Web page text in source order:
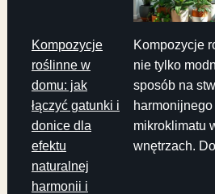
Kompozycje
roślinne w
domu: jak
łączyć gatunki i
donice dla
efektu
naturalnej
harmonii i
Kompozycje
nie tylko
sposób na
mikroklimatu
wnętrzach.